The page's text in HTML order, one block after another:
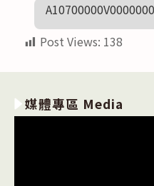
Post Views: 138
媒體專區 Media